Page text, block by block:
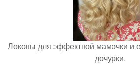
Локоны для эффектной мамочки и
дочурки.